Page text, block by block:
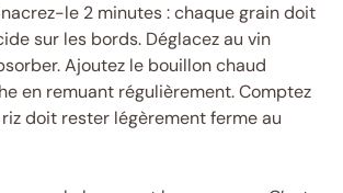
le 2 minutes : chaque grain doit
sur les bords. Déglacez au vin
Ajoutez le bouillon chaud
en remuant régulièrement. Comptez
doit rester légèrement ferme au